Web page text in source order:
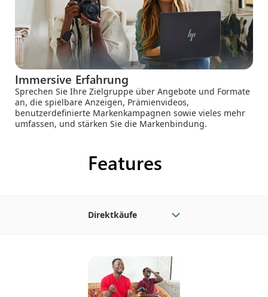
Immersive Erfahrung
Sprechen Sie Ihre Zielgruppe über Angebote und Formate
an, die spielbare Anzeigen, Prämienvideos,
benutzerdefinierte Markenkampagnen sowie vieles mehr
umfassen, und stärken Sie die Markenbindung.
Features
Direktkäufe